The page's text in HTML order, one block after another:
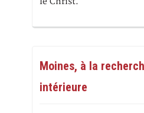
Moines, à la
intérieure